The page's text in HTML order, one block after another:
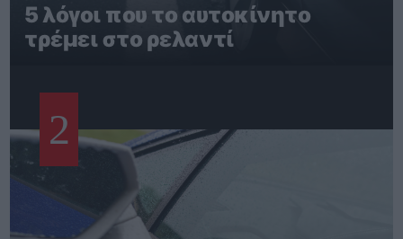
5 λόγοι που το αυτοκίνητο
τρέμει στο ρελαντί
2